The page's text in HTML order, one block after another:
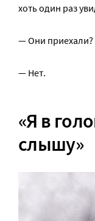
хоть один раз
— Они приехали?
— Нет.
«Я в
слышу»